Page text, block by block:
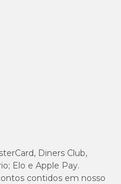
Diners Club,
Elo e Apple Pay.
contidos em nosso